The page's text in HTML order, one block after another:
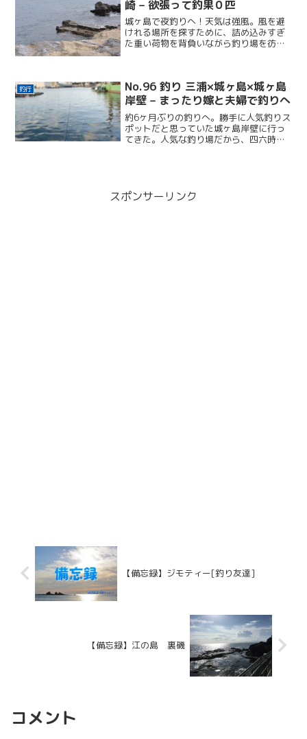
崎 – 欲張って釣果０匹
城ヶ島で夜釣りへ！天気は強風。風を避
けれる場所を探すために、詰め込みすぎ
た重い荷物を背負いながら釣り場を彷徨
釣行
No.96 釣り 三浦×城ヶ島×城ヶ島
岸壁 – まったり嫁と夫婦で釣りへ
約6ヶ月ぶりの釣りへ。勝手に人気釣りス
ポットだと思っていた城ヶ島岸壁に行っ
てきた。人気な釣り場だから、四六時
スポンサーリンク
【備忘録】ジモティー[釣り友達]
【備忘録】江の島 裏磯
コメント